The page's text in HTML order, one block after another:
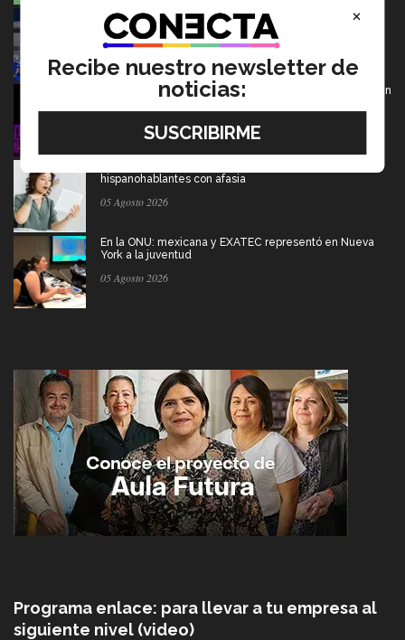
Borregos CCM van por el campeonato en liga mayor de
americano
06 Agosto 2026
De PrepaTec Qro al mundo: el escenario donde nació un
06 Agosto 2026
hispanohablantes con afasia
05 Agosto 2026
En la ONU: mexicana y EXATEC representó en Nueva
York a la juventud
05 Agosto 2026
Programa enlace: para llevar a tu empresa al
siguiente nivel (video)
×
Recibe nuestro newsletter de
noticias: